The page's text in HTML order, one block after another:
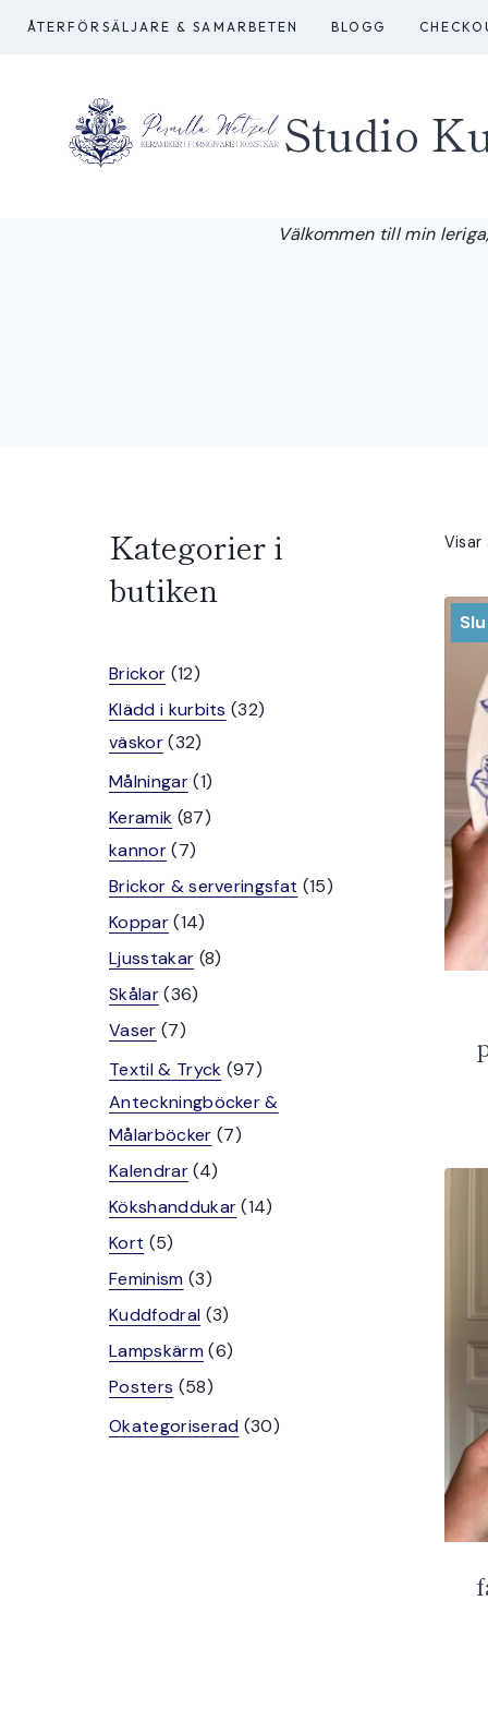
Skip
ÅTERFÖRSÄLJARE & SAMARBETEN BLOGG
Studio
Välkommen till min
Visar
Kategorier i
butiken
Brickor 1212
produkter
Klädd i kurbits 3232
väskor 3232
produkter
Målningar 11
produkt
Keramik 8787
kannor 77
produkter
Brickor & serveringsfat 1515
Koppar 1414
produkter
Ljusstakar 88
Skålar 3636
Vaser 77
produkter
Textil & Tryck 9797
produkter
Anteckningböcker &
Målarböcker 77
Kalendrar 44
produkter
Kökshanddukar 1414
Kort 55
produkter
Feminism 33
produkter
Kuddfodral 33
produkter
Lampskärm 66
Posters 5858
produkter
Okategoriserad 3030